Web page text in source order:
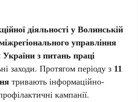
діяльності у Волинській
управління
з питань праці
заходи. Протягом періоду з 11
тривають інформаційно-
кампанії.